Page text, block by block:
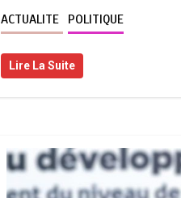
ACTUALITE POLITIQUE
Lire La Suite